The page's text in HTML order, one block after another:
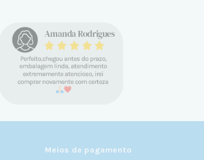
Meios de pagamento